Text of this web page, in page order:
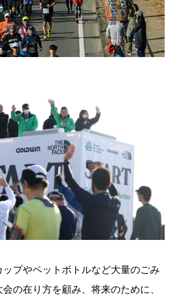
プやペットボトルなど大量のごみ
の在り方を顧み、将来のために、